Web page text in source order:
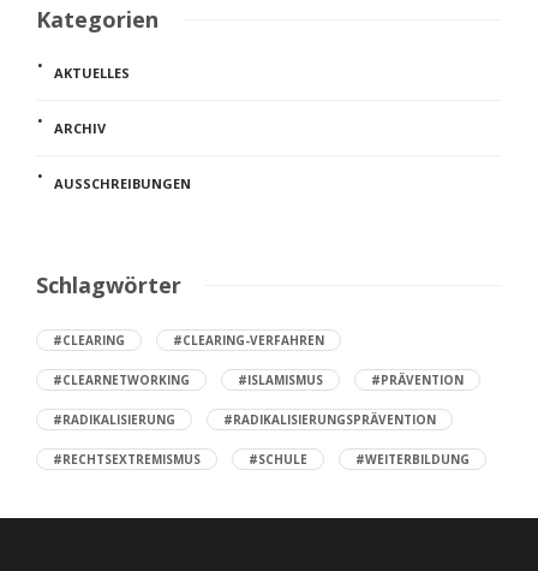
Kategorien
AKTUELLES
ARCHIV
AUSSCHREIBUNGEN
Schlagwörter
#CLEARING #CLEARING-VERFAHREN
#CLEARNETWORKING #ISLAMISMUS #PRÄVENTION
#RADIKALISIERUNG #RADIKALISIERUNGSPRÄVENTION
#RECHTSEXTREMISMUS #SCHULE #WEITERBILDUNG